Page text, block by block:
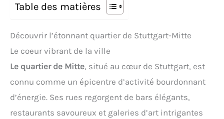
Table des matières
Découvrir l’étonnant quartier de Stuttgart-Mitte
Le coeur vibrant de la ville
Le quartier de Mitte, situé au cœur de Stuttgart, est
connu comme un épicentre d’activité bourdonnant
d’énergie. Ses rues regorgent de bars élégants,
restaurants savoureux et galeries d’art intrigantes